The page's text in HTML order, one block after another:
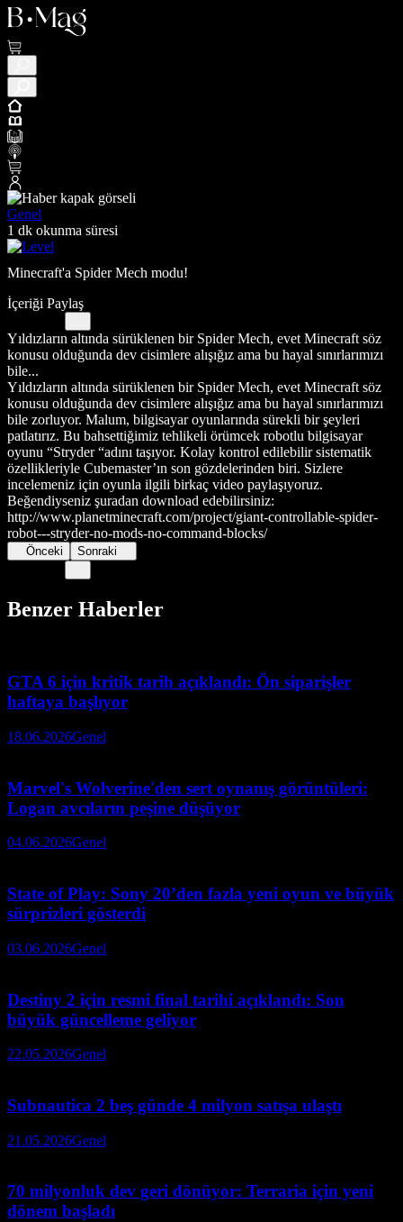
Genel
1 dk okunma süresi
Minecraft'a Spider Mech modu!
İçeriği Paylaş
Yıldızların altında sürüklenen bir Spider Mech, evet Minecraft söz
konusu olduğunda dev cisimlere alışığız ama bu hayal sınırlarımızı
bile...
Yıldızların altında sürüklenen bir Spider Mech, evet Minecraft söz
konusu olduğunda dev cisimlere alışığız ama bu hayal sınırlarımızı
bile zorluyor. Malum, bilgisayar oyunlarında sürekli bir şeyleri
patlatırız. Bu bahsettiğimiz tehlikeli örümcek robotlu bilgisayar
oyunu “Stryder “adını taşıyor. Kolay kontrol edilebilir sistematik
özellikleriyle Cubemaster’ın son gözdelerinden biri. Sizlere
incelemeniz için oyunla ilgili birkaç video paylaşıyoruz.
Beğendiyseniz şuradan download edebilirsiniz:
http://www.planetminecraft.com/project/giant-controllable-spider-
robot---stryder-no-mods-no-command-blocks/
Önceki Sonraki
Benzer Haberler
GTA 6 için kritik tarih açıklandı: Ön siparişler
haftaya başlıyor
18.06.2026Genel
Marvel's Wolverine'den sert oynanış görüntüleri:
Logan avcıların peşine düşüyor
04.06.2026Genel
State of Play: Sony 20’den fazla yeni oyun ve büyük
sürprizleri gösterdi
03.06.2026Genel
Destiny 2 için resmi final tarihi açıklandı: Son
büyük güncelleme geliyor
22.05.2026Genel
Subnautica 2 beş günde 4 milyon satışa ulaştı
21.05.2026Genel
70 milyonluk dev geri dönüyor: Terraria için yeni
dönem başladı